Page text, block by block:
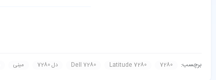
برچسب: 7280
Dell 7280 Latitude 7280 دل 7280 مینی